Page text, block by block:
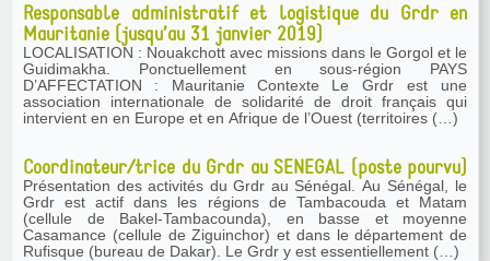
Responsable administratif et logistique du Grdr en
Mauritanie (jusqu’au 31 janvier 2019)
LOCALISATION : Nouakchott avec missions dans le Gorgol et le
Guidimakha. Ponctuellement en sous-région PAYS
D’AFFECTATION : Mauritanie Contexte Le Grdr est une
association internationale de solidarité de droit français qui
intervient en en Europe et en Afrique de l’Ouest (territoires (…)
Coordinateur/trice du Grdr au SENEGAL (poste pourvu)
Présentation des activités du Grdr au Sénégal. Au Sénégal, le
Grdr est actif dans les régions de Tambacouda et Matam
(cellule de Bakel-Tambacounda), en basse et moyenne
Casamance (cellule de Ziguinchor) et dans le département de
Rufisque (bureau de Dakar). Le Grdr y est essentiellement (…)